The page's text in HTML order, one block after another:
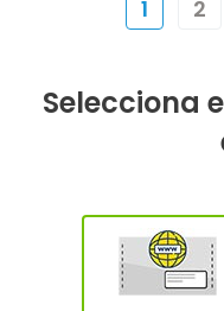
1 2
Selecciona